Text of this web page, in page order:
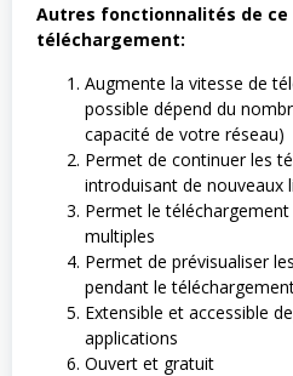
Autres fonctionnalités de
téléchargement:
Augmente la vitesse de
possible dépend du
capacité de votre réseau)
Permet de continuer les
introduisant de nouveaux
Permet le
multiples
Permet de prévisualiser
pendant le
Extensible et accessible
applications
Ouvert et gratuit